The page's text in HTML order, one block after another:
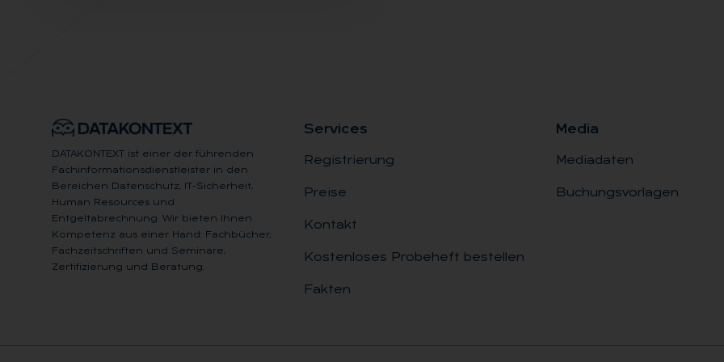
DATAKONTEXT ist einer der führenden
Fachinformationsdienstleister in den
Bereichen Datenschutz, IT-Sicherheit,
Human Resources und
Entgeltabrechnung. Wir bieten Ihnen
Kompetenz aus einer Hand: Fachbücher,
Fachzeitschriften und Seminare,
Zertifizierung und Beratung.
Ser­vices
Registrierung
Preise
Kontakt
Kostenloses Probeheft bestellen
Fakten
Me­dia
Mediadaten
Buchungsvorlagen